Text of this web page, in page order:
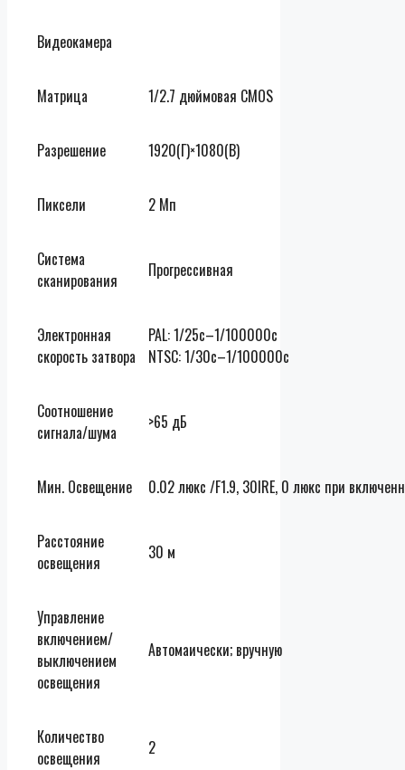
Видеокамера
Матрица 1/2.7 дюймовая CMOS
Разрешение 1920(Г)×1080(В)
Пиксели 2 Мп
Система
сканирования
Прогрессивная
Электронная
скорость затвора
PAL: 1/25с–1/100000с
NTSC: 1/30с–1/100000с
Соотношение
сигнала/шума
>65 дБ
Мин. Освещение 0.02 люкс /F1.9, 30IRE, 0 люкс при
Расстояние
освещения
30 м
Управление
включением/
выключением
освещения
Автомаически; вручную
Количество
освещения
2